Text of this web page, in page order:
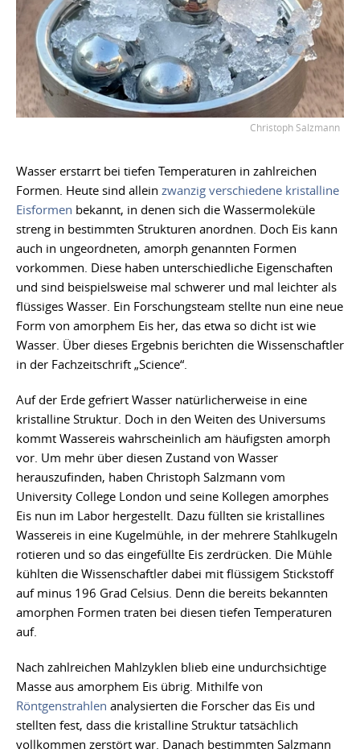
Christoph Salzmann
Wasser erstarrt bei tiefen Temperaturen in zahlreichen
Formen. Heute sind allein zwanzig verschiedene kristalline
Eisformen bekannt, in denen sich die Wassermoleküle
streng in bestimmten Strukturen anordnen. Doch Eis kann
auch in ungeordneten, amorph genannten Formen
vorkommen. Diese haben unterschiedliche Eigenschaften
und sind beispielsweise mal schwerer und mal leichter als
flüssiges Wasser. Ein Forschungsteam stellte nun eine neue
Form von amorphem Eis her, das etwa so dicht ist wie
Wasser. Über dieses Ergebnis berichten die Wissenschaftler
in der Fachzeitschrift „Science“.
Auf der Erde gefriert Wasser natürlicherweise in eine
kristalline Struktur. Doch in den Weiten des Universums
kommt Wassereis wahrscheinlich am häufigsten amorph
vor. Um mehr über diesen Zustand von Wasser
herauszufinden, haben Christoph Salzmann vom
University College London und seine Kollegen amorphes
Eis nun im Labor hergestellt. Dazu füllten sie kristallines
Wassereis in eine Kugelmühle, in der mehrere Stahlkugeln
rotieren und so das eingefüllte Eis zerdrücken. Die Mühle
kühlten die Wissenschaftler dabei mit flüssigem Stickstoff
auf minus 196 Grad Celsius. Denn die bereits bekannten
amorphen Formen traten bei diesen tiefen Temperaturen
auf.
Nach zahlreichen Mahlzyklen blieb eine undurchsichtige
Masse aus amorphem Eis übrig. Mithilfe von
Röntgenstrahlen analysierten die Forscher das Eis und
stellten fest, dass die kristalline Struktur tatsächlich
vollkommen zerstört war. Danach bestimmten Salzmann